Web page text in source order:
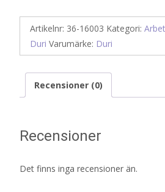
Artikelnr: 36-16003 Kategori:
Duri Varumärke: Duri
Recensioner (0)
Recensioner
Det finns inga recensioner än.